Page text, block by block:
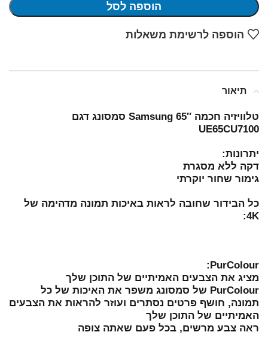
הוספה לסל
הוספה לרשימת משאלות
תיאור
טלוויזיה חכמה 65″ Samsung סמסונג דגם
UE65CU7100
יתרונות:
דקה ללא מסגרת
גימור שחור יוקרתי
כל הבידור שחובה לראות באיכות תמונה מדהימה של
4K:
PurColour:
מציג את הצבעים האמיתיים של התוכן שלך
PurColour של סמסונג משפר את האיכות של כל
תמונה, חושף פרטים נסתרים ועוזר להראות את הצבעים
האמיתיים של התוכן שלך
ראה צבע מרשים, בכל פעם שאתה צופה